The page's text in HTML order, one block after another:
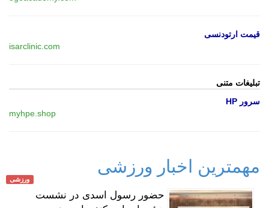
قیمت ارتودنسی
isarclinic.com
تبلیغات متنی
سرور HP
myhpe.shop
مهمترین اخبار ورزشی
ورزشی
حضور رسول اسدی در نشست